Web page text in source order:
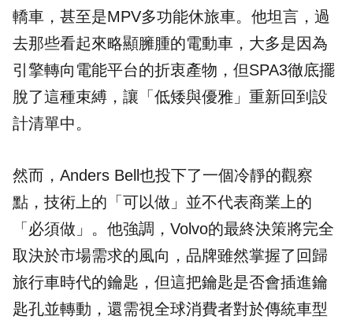
轎車，甚至是MPV多功能休旅車。他坦言，過
去那些看起來略顯臃腫的電動車，大多是因為
引擎轉向電能平台的折衷產物，但SPA3徹底擺
脫了這種束縛，讓「低矮與優雅」重新回到設
計清單中。
然而，Anders Bell也投下了一個冷靜的觀察
點，技術上的「可以做」並不代表商業上的
「必須做」。他強調，Volvo的最終決策將完全
取決於市場需求的風向，品牌雖然掌握了回歸
旅行車時代的鑰匙，但這把鑰匙是否會插進鑰
匙孔並轉動，還需視全球消費者對於傳統車型